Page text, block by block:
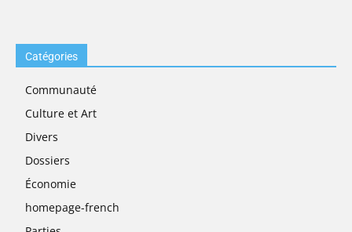
Catégories
Communauté
Culture et Art
Divers
Dossiers
Économie
homepage-french